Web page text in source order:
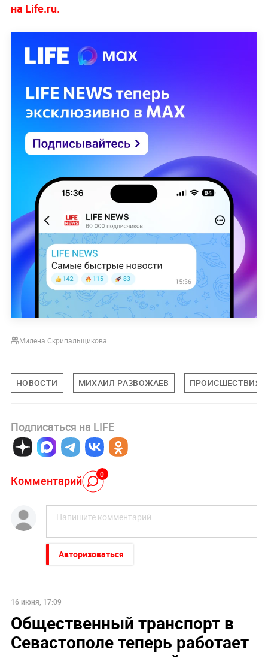
на Life.ru.
Милена Скрипальщикова
НОВОСТИ МИХАИЛ РАЗВОЖАЕВ ПРОИСШЕСТВИЯ
Подписаться на LIFE
Комментарий 0
Авторизоваться
16 июня, 17:09
Общественный транспорт в
Севастополе теперь работает